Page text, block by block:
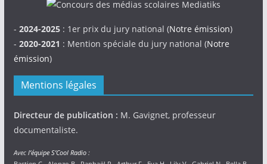
- 2024-2025: 1er prix du jury national (Notre émission)
- 2020-2021 : Mention spéciale du jury national (Notre
émission)
Mentions légales
Directeur de publication : M. Gavignet, professeur
documentaliste.
Avec l’équipe S’Cool Radio: